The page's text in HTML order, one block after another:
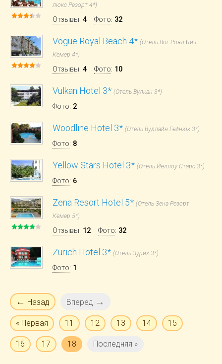
люкс Резорт 4*)
Отзывы: 4 Фото: 32
Vogue Royal Beach 4* (Отель Вог Роял Бич
Кемер 4*)
Отзывы: 4 Фото: 10
Vulkan Hotel 3* (Отель Вулкан 3*)
Фото: 2
Woodline Hotel 3* (Отель Вудлайн Гейнюк 3*)
Фото: 8
Yellow Stars Hotel 3* (Отель Йеллоу Старс 3*)
Фото: 6
Zena Resort Hotel 5* (Отель Зена Резорт
Кемер 5*)
Отзывы: 12 Фото: 32
Zurich Hotel 3* (Отель Зурих 3*)
Фото: 1
← Назад Вперед →
« Первая 11 12 13 14 15
16 17 18 Последняя »